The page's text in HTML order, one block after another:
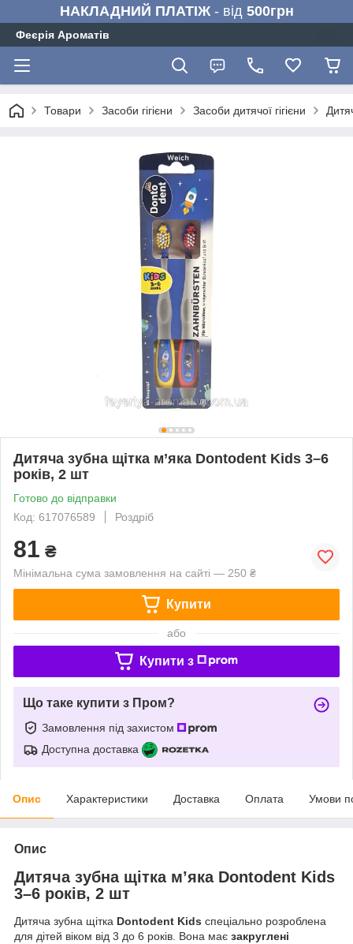
НАКЛАДНИЙ ПЛАТІЖ- від 500грн
Феєрія Ароматів
Товари Засоби гігієни Засоби дитячої гігієни
Дитяча зубна щітка м’яка Dontodent Kids 3–6
років, 2 шт
Готово до відправки
Код: 617076589
Роздріб
81 ₴
Мінімальна сума замовлення на сайті — 250 ₴
Купити
або
Купити з
Що таке купити з Пром?
Замовлення під захистом
Доступна доставка
Опис Характеристики Доставка Оплата Умови
Опис
Дитяча зубна щітка м’яка Dontodent Kids
3–6 років, 2 шт
Дитяча зубна щітка Dontodent Kids спеціально розроблена
для дітей віком від 3 до 6 років. Вона має закруглені